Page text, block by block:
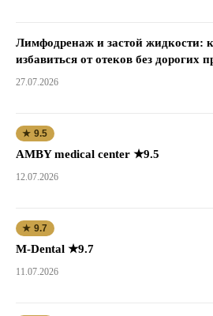
Лимфодренаж и застой жидкости:
избавиться от отеков без дорогих
27.07.2026
★ 9.5
AMBY medical center ★9.5
12.07.2026
★ 9.7
M-Dental ★9.7
11.07.2026